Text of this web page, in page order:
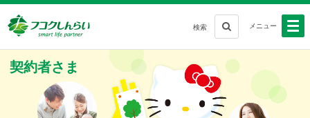
メニュー
検索
契約者さま